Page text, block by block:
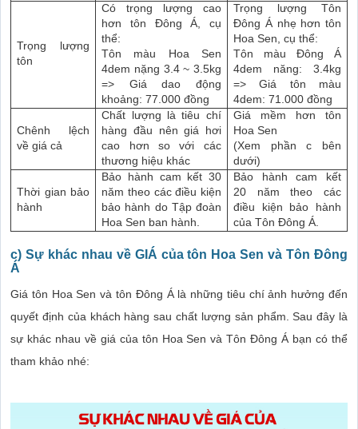
Trọng lượng
tôn
Có trọng lượng cao
hơn tôn Đông Á, cụ
thể:
Tôn màu Hoa Sen
4dem nặng 3.4 ~ 3.5kg
=> Giá dao động
khoảng: 77.000 đồng
Trọng lượng Tôn
Đông Á nhẹ hơn tôn
Hoa Sen, cụ thể:
Tôn màu Đông Á
4dem năng: 3.4kg
=> Giá tôn màu
4dem: 71.000 đồng
Chênh lệch
về giá cả
Chất lượng là tiêu chí
hàng đầu nên giá hơi
cao hơn so với các
thương hiệu khác
Giá mềm hơn tôn
Hoa Sen
(Xem phần c bên
dưới)
Thời gian bảo
hành
Bảo hành cam kết 30
năm theo các điều kiện
bảo hành do Tập đoàn
Hoa Sen ban hành.
Bảo hành cam kết
20 năm theo các
điều kiện bảo hành
của Tôn Đông Á.
c) Sự khác nhau về GIÁ của tôn Hoa Sen và Tôn Đông
Á
Giá tôn Hoa Sen và tôn Đông Á là những tiêu chí ảnh hưởng đến
quyết định của khách hàng sau chất lượng sản phẩm. Sau đây là
sự khác nhau về giá của tôn Hoa Sen và Tôn Đông Á bạn có thể
tham khảo nhé: